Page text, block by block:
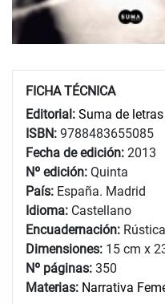
FICHA TÉCNICA
Editorial: Suma de letras
ISBN: 9788483655085
Fecha de edición: 2013
Nº edición: Quinta
País: España. Madrid
Idioma: Castellano
Encuadernación: Rústica
Dimensiones: 15 cm x
Nº páginas: 350
Materias: Narrativa